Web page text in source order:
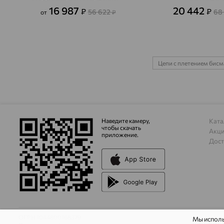
от 16 987 ₽ 56 622₽ 20 442 ₽ 68
Цепи с плетением
Наведите камеру,
чтобы скачать
приложение.
Мы